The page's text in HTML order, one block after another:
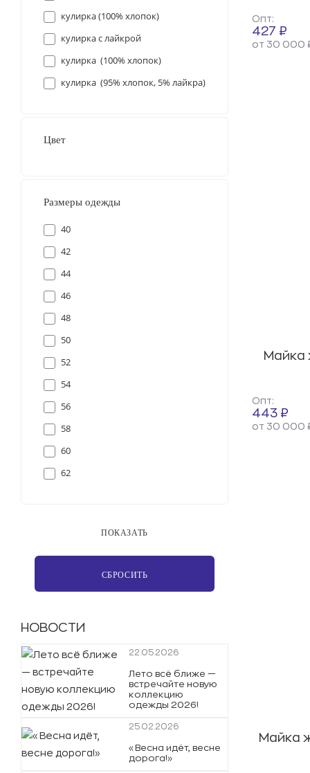
кулирка (100% хлопок)
кулирка с лайкрой
кулирка (100% хлопок)
кулирка (95% хлопок, 5% лайкра)
Цвет
Размеры одежды
40
42
44
46
48
50
52
54
56
58
60
62
НОВОСТИ
22.05.2026
Лето всё ближе —
встречайте новую
коллекцию
одежды 2026!
25.02.2026
«Весна идёт, весне
дорога!»
Опт:
427 ₽
от 30 000
Майка
Опт:
443 ₽
от 30 000
Майка